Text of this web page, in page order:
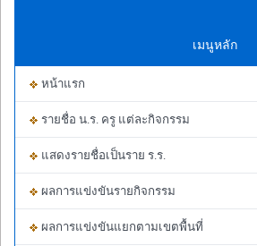
เมนูหลัก
หน้าแรก
รายชื่อ น.ร. ครู แต่ละกิจกรรม
แสดงรายชื่อเป็นราย ร.ร.
ผลการแข่งขันรายกิจกรรม
ผลการแข่งขันแยกตามเขตพื้นที่